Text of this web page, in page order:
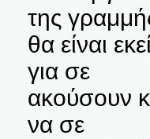
της
θα είναι
για σε
ακούσουν
να σε